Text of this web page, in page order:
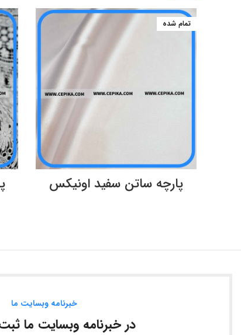
تمام شده
پارچه ساتن سفید اونیکس
خبرنامه وبسایت ما
در خبرنامه وبسایت ما